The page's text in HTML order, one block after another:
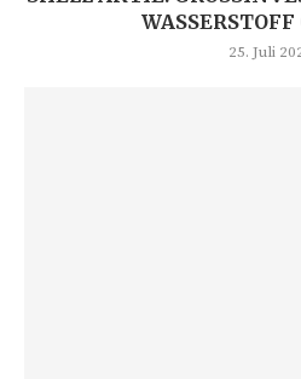
ASSERSTOFF
25. Juli